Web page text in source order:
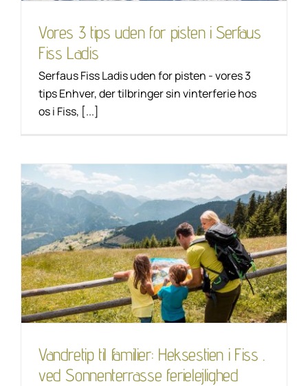
Vores 3 tips uden for pisten i Serfaus
Fiss Ladis
Serfaus Fiss Ladis uden for pisten - vores 3
tips Enhver, der tilbringer sin vinterferie hos
os i Fiss, [...]
Vandretip til familier:
Heksestien i Fiss . ved
Sonnenterrasse
ferielejlighed
Tip til vandring Unkategorisiert
Vandretip til familier: Heksestien i Fiss .
ved Sonnenterrasse ferielejlighed